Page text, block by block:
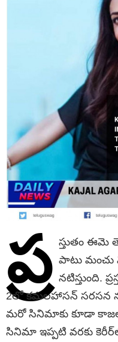
ప్ర స్తుతం ఈమె
పాటు మంచు
నటిస్తుంది.
2లో కమలహాసన్ సరసన
మరో సినిమాకు కూడా
సినిమా ఇప్పటి వరకు